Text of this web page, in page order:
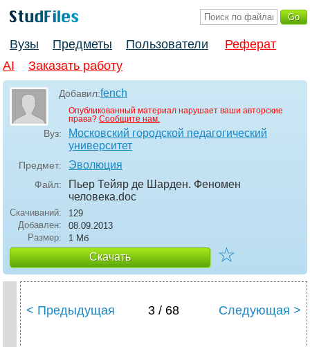
Вузы Предметы Пользователи
Реферат
AI
Заказать работу
Добавил:fench
Опубликованный материал нарушает ваши авторские
права? Сообщите нам.
Вуз:
Московский городской педагогический
университет
Предмет: Эволюция
Файл:
Пьер Тейяр де Шарден. Феномен
человека.doc
Скачиваний:
129
Добавлен:
08.09.2013
Размер:
1 Мб
Скачать ☆
< Предыдущая 3 / 68 Следующая >